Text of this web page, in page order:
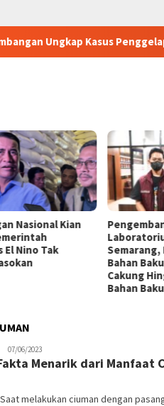
Kasus Penggelapan Motor
Nasional Kian
Nino Tak
Semarang,
Bahan
Cakung
Bahan Baku
Nita
Yunengsih
07/06/2023
Menarik dari Manfaat
melakukan ciuman dengan